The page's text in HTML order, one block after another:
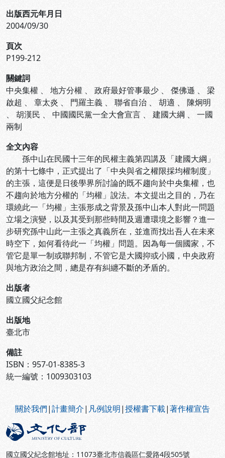
出版西元年月日
2004/09/30
頁次
P199-212
關鍵詞
中央集權 、 地方分權 、 政府最好管事最少 、 傑佛遜 、 梁
啟超 、 章太炎 、 門羅主義 、 聯省自治 、 胡適 、 陳炯明
、 胡漢民 、 中國國民黨一全大會宣言 、 建國大綱 、 一國
兩制
全文內容
孫中山在民國十三年的民權主義第四講及「建國大綱」
的第十七條中，正式提出了「中央與省之權限採均權制度」
的主張，這便是日後學界所討論的既不趨向於中央集權，也
不趨向於地方分權的「均權」說法。本文提出之目的，乃在
環繞此一「均權」主張形成之背景及孫中山本人對此一問題
立場之演變，以及其受到那些時間及週遭環境之影響？進一
步研究孫中山此一主張之真義所在，並進而找出吾人在未來
時空下，如何看待此一「均權」問題。因為每一個國家，不
管它是單一制或聯邦制，不管它是大國抑或小國，中央政府
與地方政治之間，總是存有糾纏不斷的矛盾的。
出版者
國立國父紀念館
出版地
臺北市
備註
ISBN：957-01-8385-3
統一編號：1009303103
關於我們|計畫簡介| 凡例說明|授權書下載|著作權宣告
國立國父紀念館地址：11073臺北市信義區仁愛路4段505號